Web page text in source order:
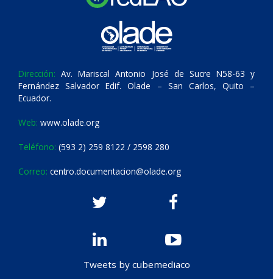
Dirección: Av. Mariscal Antonio José de Sucre N58-63 y
Fernández Salvador Edif. Olade – San Carlos, Quito –
Ecuador.
Web: www.olade.org
Teléfono: (593 2) 259 8122 / 2598 280
Correo: centro.documentacion@olade.org
Tweets by cubemediaco